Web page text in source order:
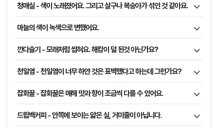
청매실 - 색이 노래졌어요. 그리고 살구나 복숭아가 섞인 것 같아요.
마늘의 색이 녹색으로 변했어요.
깐다슬기 - 모래처럼 씹혀요. 해캄이 덜 된것 아닌가요?
천일염 - 천일염이 너무 하얀 것은 표백했다고 하는데 그런가요?
잡화꿀 - 잡화꿀은 매해 맛과 향이 조금씩 다를 수 있어요.
드립백커피 - 안쪽에 보이는 얇은 실, 거미줄이 아닙니다.